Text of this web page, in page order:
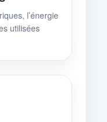
l’énergie
utilisées